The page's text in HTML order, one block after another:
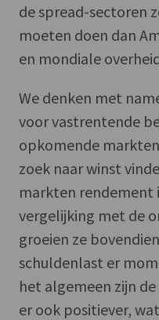
de spread-sectoren
moeten doen dan
en mondiale
We denken met
voor vastrentende
opkomende
zoek naar winst
markten rendement
vergelijking met de
groeien ze
schuldenlast er
het algemeen zijn
er ook positiever,